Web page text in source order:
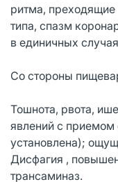
ритма,
типа, спазм
в единичных
Со стороны
Тошнота, рвота,
явлений с приемом
установлена);
Дисфагия ,
трансаминаз.